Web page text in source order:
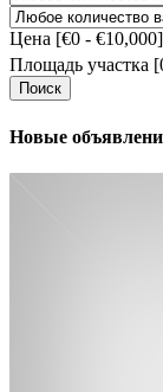
Цена [€0 - €10,000]
Площадь участка [
Поиск
Новые